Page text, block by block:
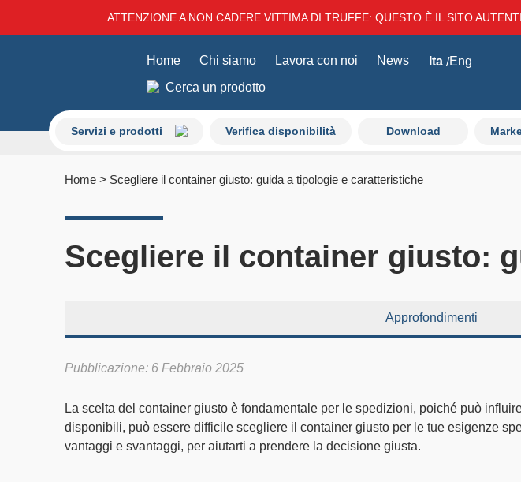
ATTENZIONE A NON CADERE VITTIMA DI TRUFFE: QUESTO È IL SITO
Servizi e prodotti Verifica disponibilità Download
Home Chi siamo Lavora con noi News Ita Eng
Cerca un prodotto
Home > Scegliere il container giusto: guida a tipologie e caratteristiche
Scegliere il container giusto:
Approfondimenti
Pubblicazione: 6 Febbraio 2025
La scelta del container giusto è fondamentale per le spedizioni, poiché può
disponibili, può essere difficile scegliere il container giusto per le tue esigenze
vantaggi e svantaggi, per aiutarti a prendere la decisione giusta.